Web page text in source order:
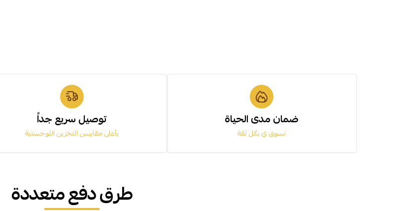
توصيل سريع جداً
بأعلى مقاييس التخزين اللوجستية
ضمان مدى الحياة
تسوق ي بكل ثقة
طرق دفع متعددة